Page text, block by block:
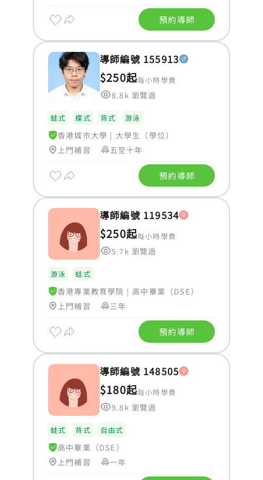
預約導師
導師編號 155913
$250起每小時學費
8.8k 瀏覽過
蛙式 蝶式 背式 游泳
香港城市大學 | 大學生（學位）
上門補習
五至十年
預約導師
導師編號 119534
$250起每小時學費
5.7k 瀏覽過
游泳 蛙式
香港專業教育學院 | 高中畢業（DSE）
上門補習
三年
預約導師
導師編號 148505
$180起每小時學費
9.8k 瀏覽過
蛙式 背式 自由式
高中畢業（DSE）
上門補習
一年